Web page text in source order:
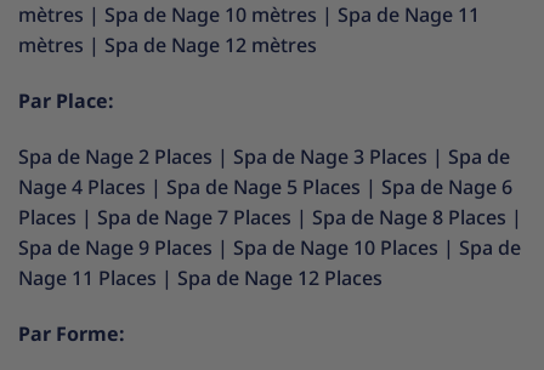
mètres | Spa de Nage 10 mètres | Spa de Nage 11
mètres | Spa de Nage 12 mètres
Par Place:
Spa de Nage 2 Places | Spa de Nage 3 Places | Spa de
Nage 4 Places | Spa de Nage 5 Places | Spa de Nage 6
Places | Spa de Nage 7 Places | Spa de Nage 8 Places |
Spa de Nage 9 Places | Spa de Nage 10 Places | Spa de
Nage 11 Places | Spa de Nage 12 Places
Par Forme: